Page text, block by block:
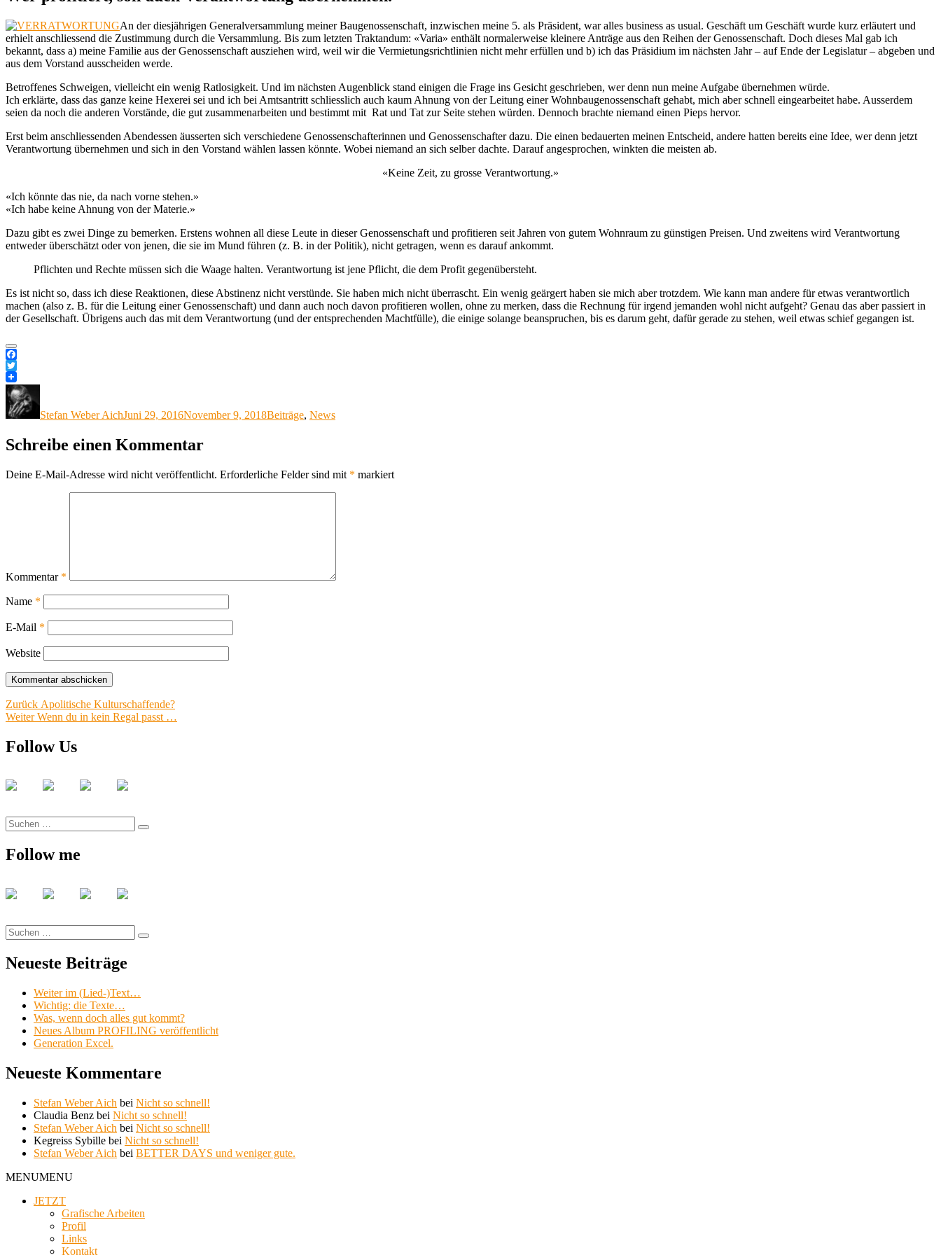
An der diesjährigen Generalversammlung meiner Baugenossenschaft, inzwischen meine 5. als Präsident, war alles business as usual. Geschäft um Geschäft wurde kurz erläutert und
erhielt anschliessend die Zustimmung durch die Versammlung. Bis zum letzten Traktandum: «Varia» enthält normalerweise kleinere Anträge aus den Reihen der Genossenschaft. Doch dieses Mal gab ich
bekannt, dass a) meine Familie aus der Genossenschaft ausziehen wird, weil wir die Vermietungsrichtlinien nicht mehr erfüllen und b) ich das Präsidium im nächsten Jahr – auf Ende der Legislatur – abgeben und
aus dem Vorstand ausscheiden werde.
Betroffenes Schweigen, vielleicht ein wenig Ratlosigkeit. Und im nächsten Augenblick stand einigen die Frage ins Gesicht geschrieben, wer denn nun meine Aufgabe übernehmen würde.
Ich erklärte, dass das ganze keine Hexerei sei und ich bei Amtsantritt schliesslich auch kaum Ahnung von der Leitung einer Wohnbaugenossenschaft gehabt, mich aber schnell eingearbeitet habe. Ausserdem
seien da noch die anderen Vorstände, die gut zusammenarbeiten und bestimmt mit Rat und Tat zur Seite stehen würden. Dennoch brachte niemand einen Pieps hervor.
Erst beim anschliessenden Abendessen äusserten sich verschiedene Genossenschafterinnen und Genossenschafter dazu. Die einen bedauerten meinen Entscheid, andere hatten bereits eine Idee, wer denn jetzt
Verantwortung übernehmen und sich in den Vorstand wählen lassen könnte. Wobei niemand an sich selber dachte. Darauf angesprochen, winkten die meisten ab.
«Keine Zeit, zu grosse Verantwortung.»
«Ich könnte das nie, da nach vorne stehen.»
«Ich habe keine Ahnung von der Materie.»
Dazu gibt es zwei Dinge zu bemerken. Erstens wohnen all diese Leute in dieser Genossenschaft und profitieren seit Jahren von gutem Wohnraum zu günstigen Preisen. Und zweitens wird Verantwortung
entweder überschätzt oder von jenen, die sie im Mund führen (z. B. in der Politik), nicht getragen, wenn es darauf ankommt.
Pflichten und Rechte müssen sich die Waage halten. Verantwortung ist jene Pflicht, die dem Profit gegenübersteht.
Es ist nicht so, dass ich diese Reaktionen, diese Abstinenz nicht verstünde. Sie haben mich nicht überrascht. Ein wenig geärgert haben sie mich aber trotzdem. Wie kann man andere für etwas verantwortlich
machen (also z. B. für die Leitung einer Genossenschaft) und dann auch noch davon profitieren wollen, ohne zu merken, dass die Rechnung für irgend jemanden wohl nicht aufgeht? Genau das aber passiert in
der Gesellschaft. Übrigens auch das mit dem Verantwortung (und der entsprechenden Machtfülle), die einige solange beanspruchen, bis es darum geht, dafür gerade zu stehen, weil etwas schief gegangen ist.
Facebook
Twitter
Stefan Weber AichJuni 29, 2016November 9, 2018Beiträge, News
Schreibe einen Kommentar
Deine E-Mail-Adresse wird nicht veröffentlicht. Erforderliche Felder sind mit * markiert
Kommentar *
Name *
E-Mail *
Website
Beitrags-
Navigation
Zurück Vorheriger
Beitrag:
Apolitische Kulturschaffende?
Weiter Nächster
Wenn du in kein Regal passt …
Follow Us
Suche
nach:
Suchen
Follow me
Suche
nach:
Suchen
Neueste Beiträge
Weiter im (Lied-)Text…
Wichtig: die Texte…
Was, wenn doch alles gut kommt?
Neues Album PROFILING veröffentlicht
Generation Excel.
Neueste Kommentare
Stefan Weber Aich bei Nicht so schnell!
Claudia Benz bei Nicht so schnell!
Stefan Weber Aich bei Nicht so schnell!
Kegreiss Sybille bei Nicht so schnell!
Stefan Weber Aich bei BETTER DAYS und weniger gute.
MENUMENU
JETZT
Grafische Arbeiten
Profil
Links
Kontakt